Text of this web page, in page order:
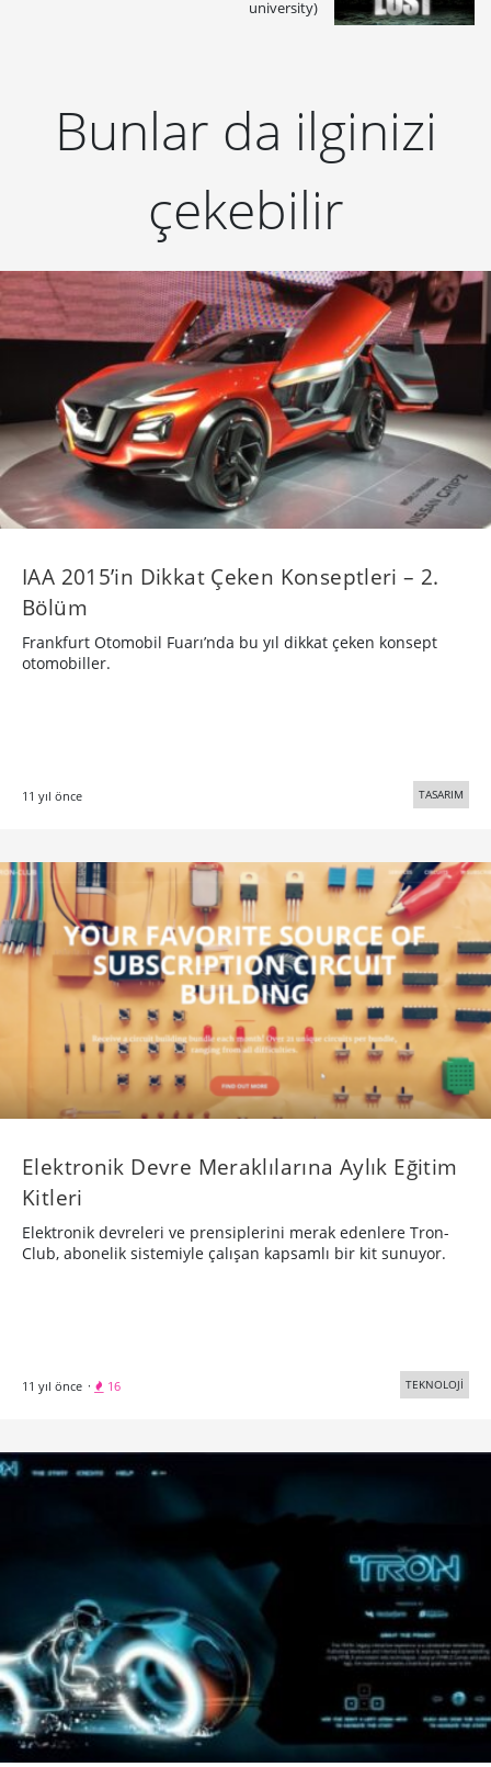
university)
Bunlar da ilginizi
çekebilir
IAA 2015’in Dikkat Çeken Konseptleri – 2.
Bölüm
Frankfurt Otomobil Fuarı’nda bu yıl dikkat çeken konsept
otomobiller.
11 yıl önce TASARIM
Elektronik Devre Meraklılarına Aylık Eğitim
Kitleri
Elektronik devreleri ve prensiplerini merak edenlere Tron-
Club, abonelik sistemiyle çalışan kapsamlı bir kit sunuyor.
11 yıl önce · 16 TEKNOLOJİ